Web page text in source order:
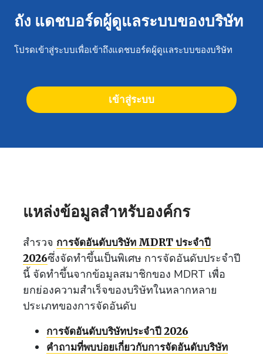
ถัง แดชบอร์ดผู้ดูแลระบบของบริษัท
โปรดเข้าสู่ระบบเพื่อเข้าถึงแดชบอร์ดผู้ดูแลระบบของบริษัท
เข้าสู่ระบบ
แหล่งข้อมูลสำหรับองค์กร
สำรวจ การจัดอันดับบริษัท MDRT ประจำปี
2026ซึ่งจัดทำขึ้นเป็นพิเศษ การจัดอันดับประจำปี
นี้ จัดทำขึ้นจากข้อมูลสมาชิกของ MDRT เพื่อ
ยกย่องความสำเร็จของบริษัทในหลากหลาย
ประเภทของการจัดอันดับ
การจัดอันดับบริษัทประจำปี 2026
คำถามที่พบบ่อยเกี่ยวกับการจัดอันดับบริษัท